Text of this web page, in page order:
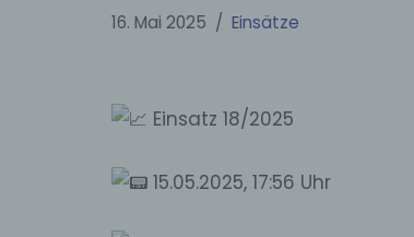
16. Mai 2025 Einsätze
Einsatz 18/2025
15.05.2025, 17:56 Uhr